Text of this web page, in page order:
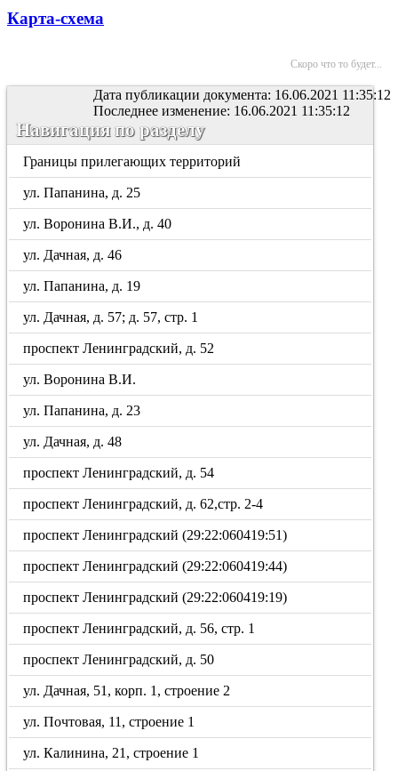
Карта-схема
Скоро что то будет...
Дата публикации документа: 16.06.2021 11:35:12
Последнее изменение: 16.06.2021 11:35:12
Навигация по разделу
Границы прилегающих территорий
ул. Папанина, д. 25
ул. Воронина В.И., д. 40
ул. Дачная, д. 46
ул. Папанина, д. 19
ул. Дачная, д. 57; д. 57, стр. 1
проспект Ленинградский, д. 52
ул. Воронина В.И.
ул. Папанина, д. 23
ул. Дачная, д. 48
проспект Ленинградский, д. 54
проспект Ленинградский, д. 62,стр. 2-4
проспект Ленинградский (29:22:060419:51)
проспект Ленинградский (29:22:060419:44)
проспект Ленинградский (29:22:060419:19)
проспект Ленинградский, д. 56, стр. 1
проспект Ленинградский, д. 50
ул. Дачная, 51, корп. 1, строение 2
ул. Почтовая, 11, строение 1
ул. Калинина, 21, строение 1